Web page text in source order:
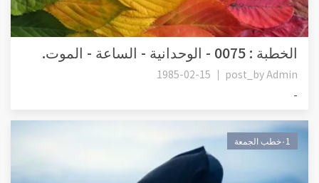
الخطبة : 0075 - الوحدانية - الساعة - الموت.
post_byAdmin
1985-02-15
-
٠1خطب الجمعة